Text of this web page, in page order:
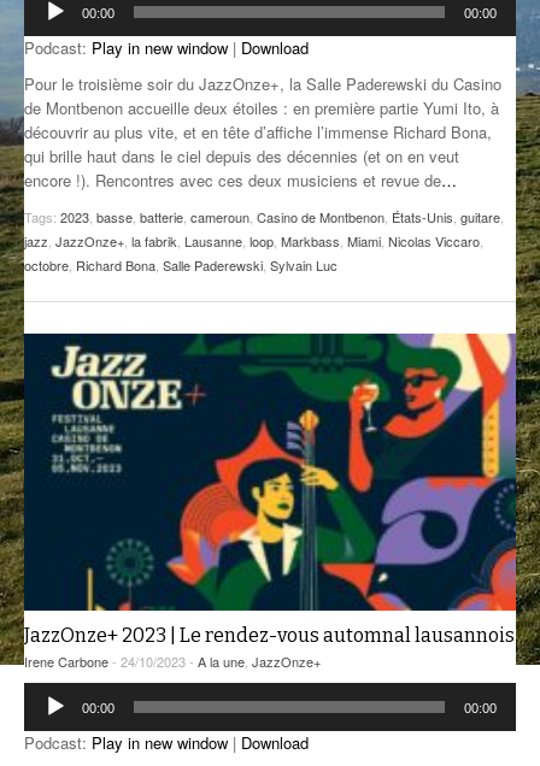
IL ÉTAIT UNE FOIS
L’ASTUCE DE LA PORTE EN BOIS
LA FABRIK POÉTIK
LA MINUTE LITTÉRAIRE
LA SOUTERRAINE
NOS ANCIENS
SONORIK
THEME FORCE
ANCIENNES ÉMISSIONS
audio
00:00 00:00
Podcast: Play in new window | Download
Pour le troisième soir du JazzOnze+, la Salle Paderewski du Casino
de Montbenon accueille deux étoiles : en première partie Yumi Ito, à
découvrir au plus vite, et en tête d’affiche l’immense Richard Bona,
qui brille haut dans le ciel depuis des décennies (et on en veut
encore !). Rencontres avec ces deux musiciens et revue de…
Tags: 2023 basse batterie cameroun Casino de Montbenon États-Unis guitare
jazz JazzOnze+ la fabrik Lausanne loop Markbass Miami Nicolas Viccaro
octobre Richard Bona Salle Paderewski Sylvain Luc
JazzOnze+ 2023 | Le rendez-vous automnal lausannois
Irene Carbone- 24/10/2023 - A la une JazzOnze+
Lecteur
audio
00:00 00:00
Podcast: Play in new window | Download